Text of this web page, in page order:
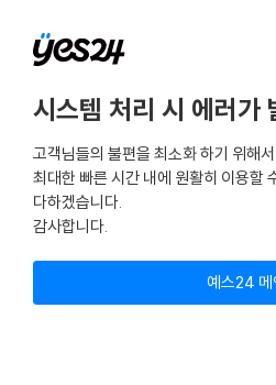
시스템 처리 시 에러가
고객님들의 불편을 최소화 하기 위해서
최대한 빠른 시간 내에 원활히 이용할
다하겠습니다.
감사합니다.
예스24 메